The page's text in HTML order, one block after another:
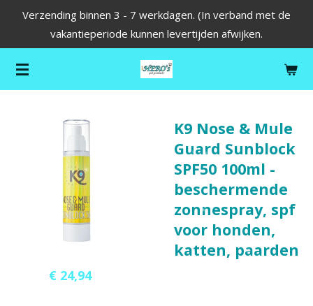
de
hoofdinhoud
Verzending binnen 3 - 7 werkdagen. (In verband met de
vakantieperiode kunnen levertijden afwijken.
K9 Nose & Mule
Guard Sunblock
SPF50 100ml -
beschermende
zonnespray, spf
voor honden,
katten, paarden
€ 24,94